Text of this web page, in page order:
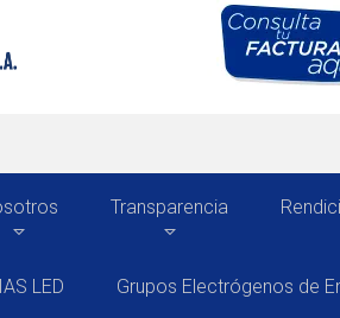
Transparencia
LED Grupos Electrógenos de